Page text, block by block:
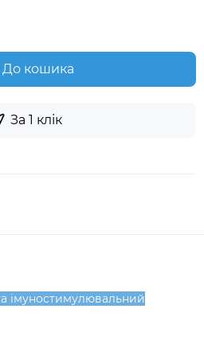
До кошика
За 1 клік
імуностимулювальний